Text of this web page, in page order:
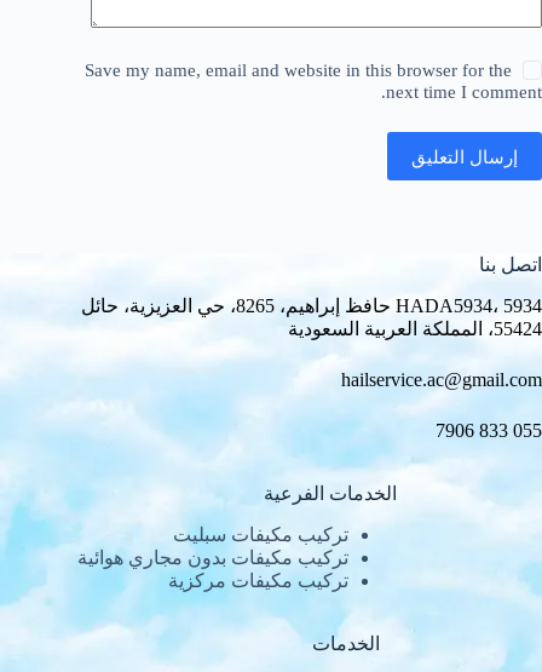
Save my name, email and website in this browser for the
next time I comment.
إرسال التعليق
اتصل بنا
HADA5934، 5934 حافظ إبراهيم، 8265، حي العزيزية، حائل
55424، المملكة العربية السعودية
hailservice.ac@gmail.com
055 833 7906
الخدمات الفرعية
تركيب مكيفات سبليت
تركيب مكيفات بدون مجاري هوائية
تركيب مكيفات مركزية
الخدمات